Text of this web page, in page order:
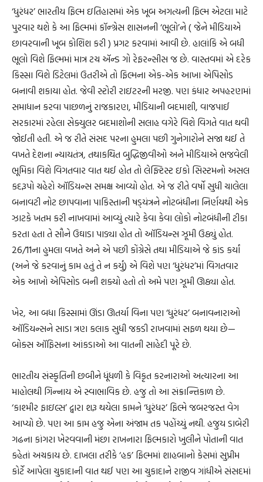
‘ધુરંધર’ ભારતીય ફિલ્મ ઇતિહાસમાં એક ખૂબ અગત્યની ફિલ્મ એટલા માટે
પુરવાર થશે કે આ ફિલ્મમાં કૉન્ગ્રેસ શાસનની ‘ભૂલો’ને ( જેને મીડિયાએ
છાવરવાની ખૂબ કોશિશ કરી ) પ્રગટ કરવામાં આવી છે. હાલાંકિ એ બધી
ભૂલો વિશે ફિલ્મમાં માત્ર ટચ ઍન્ડ ગો રેફરન્સીસ જ છે. વાસ્તવમાં એ દરેક
કિસ્સા વિશે ડિટેલમાં ઉતરીએ તો ફિલ્મના એક-એક આખા એપિસોડ
બનાવી શકાયા હોત. જેવી સ્ટોરી રાઇટરની મરજી. પણ કંધાર અપહરણમાં
સમાધાન કરવા પાછળનું રાજકારણ, મીડિયાની બદમાશી, વાજપાઈ
સરકારમાં રહેલા સેક્યુલર બદમાશોની સલાહ વગેરે વિશે વિગતે વાત થવી
જોઈતી હતી. એ જ રીતે સંસદ પરના હુમલા પછી ગુનેગારોને સજા થઈ તે
વખતે દેશના ન્યાયતંત્ર, તથાકથિત બુદ્ધિજીવીઓ અને મીડિયાએ ભજવેલી
ભૂમિકા વિશે વિગતવાર વાત થઈ હોત તો લેફ્ટિસ્ટ ઇકો સિસ્ટમનો અસલ
કદરૂપો ચહેરો ઑડિયન્સ સમક્ષ આવ્યો હોત. એ જ રીતે વર્ષો સુધી ચાલેલા
બનાવટી નોટ છાપવાના પાકિસ્તાની ષડ્‌યંત્રને નોટબંધીના નિર્ણયથી એક
ઝાટકે ખતમ કરી નાખવામાં આવ્યું ત્યારે કેવા કેવા લોકો નોટબંધીની ટીકા
કરતા હતા તે સૌને ઉઘાડા પાડ્યા હોત તો ઑડિયન્સ ઝૂમી ઉઠ્યું હોત.
26/11ના હુમલા વખતે અને એ પછી કોંગ્રેસે તથા મીડિયાએ જે કાંડ કર્યાં
(અને જે કરવાનું કામ હતું તે ન કર્યું) એ વિશે પણ ‘ધુરંધર’માં વિગતવાર
એક આખો એપિસોડ બની શક્યો હતો તો અમે પણ ઝૂમી ઊઠ્યા હોત.
ખેર, આ બધા કિસ્સામાં ઊંડા ઊતર્યા વિના પણ ‘ધુરંધર’ બનાવનારાઓ
ઑડિયન્સને સાડા ત્રણ કલાક સુધી જકડી રાખવામાં સફળ થયા છે—
બોક્સ ઑફિસના આંકડાઓ આ વાતની સાહેદી પૂરે છે.
ભારતીય સંસ્કૃતિની છબીને ધૂંધળી કે વિકૃત કરનારાઓ અત્યારના આ
માહોલથી ગિન્નાય એ સ્વાભાવિક છે. હજુ તો આ સંક્રાન્તિકાળ છે.
‘કાશ્મીર ફાઇલ્સ’ દ્વારા શરૂ થયેલા કામને ‘ધુરંધર’ ફિલ્મે જબરજસ્ત વેગ
આપ્યો છે. પણ આ કામ હજુ એના અંજામ તક પહોંચ્યું નથી. હજુય ડાબેરી
ગઢના કાંગરા ખેરવવાની મંછા રાખનારા ફિલ્મકારો ખુલીને પોતાની વાત
કહેતાં અચકાય છે. દાખલા તરીકે ‘હક’ ફિલ્મમાં શાહબાનો કેસમાં સુપ્રીમ
કોર્ટે આપેલા ચુકાદાની વાત થઈ પણ આ ચુકાદાને રાજીવ ગાંધીએ સંસદમાં